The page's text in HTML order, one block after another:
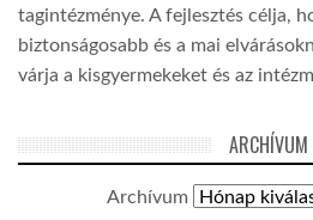
tagintézménye. A fejlesztés célja,
biztonságosabb és a mai
várja a kisgyermekeket és az
ARCHÍVUM
Archívum